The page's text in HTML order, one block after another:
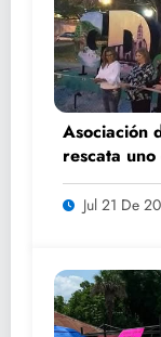
Asociación
rescata
Jul 21 De